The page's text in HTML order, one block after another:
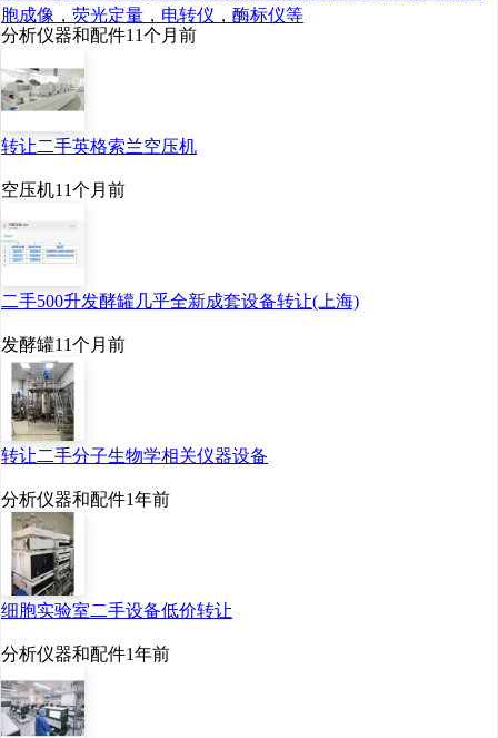
胞成像，荧光定量，电转仪，酶标仪等
分析仪器和配件11个月前
转让二手英格索兰空压机
空压机11个月前
二手500升发酵罐几乎全新成套设备转让(上海)
发酵罐11个月前
转让二手分子生物学相关仪器设备
分析仪器和配件1年前
细胞实验室二手设备低价转让
分析仪器和配件1年前